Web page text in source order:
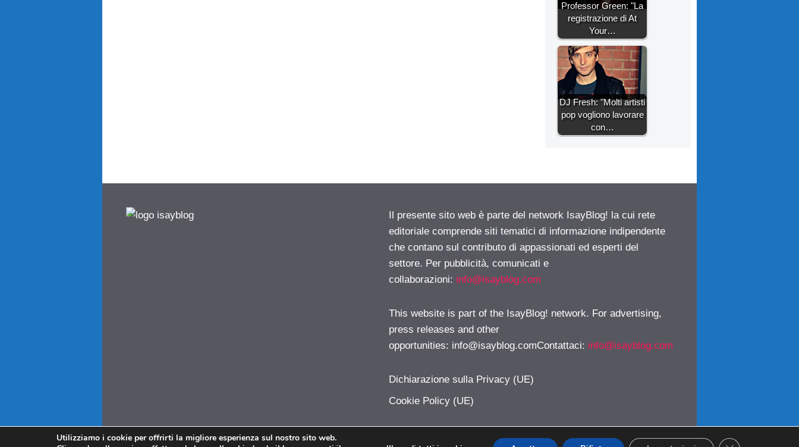
Professor Green: "La
registrazione di At
Your…
DJ Fresh: "Molti artisti
pop vogliono lavorare
con…
Il presente sito web è parte del network IsayBlog! la cui rete
editoriale comprende siti tematici di informazione indipendente
che contano sul contributo di appassionati ed esperti del
settore. Per pubblicità, comunicati e
collaborazioni: info@isayblog.com
This website is part of the IsayBlog! network. For advertising,
press releases and other
opportunities: info@isayblog.comContattaci: info@isayblog.com
Dichiarazione sulla Privacy (UE)
Cookie Policy (UE)
Utilizziamo i cookie per offrirti la migliore esperienza sul nostro sito web.